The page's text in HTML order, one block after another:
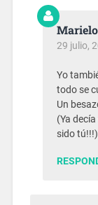
29 julio,
Yo
todo se
Un
(Ya
sido tú!!!)